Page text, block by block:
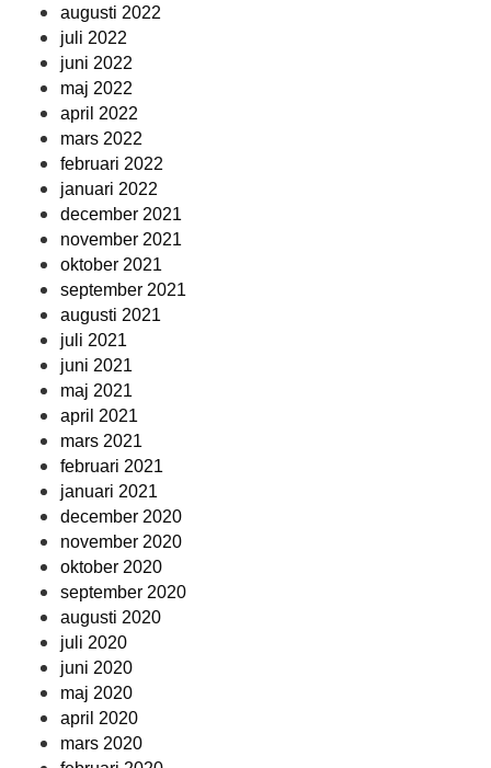
augusti 2022
juli 2022
juni 2022
maj 2022
april 2022
mars 2022
februari 2022
januari 2022
december 2021
november 2021
oktober 2021
september 2021
augusti 2021
juli 2021
juni 2021
maj 2021
april 2021
mars 2021
februari 2021
januari 2021
december 2020
november 2020
oktober 2020
september 2020
augusti 2020
juli 2020
juni 2020
maj 2020
april 2020
mars 2020